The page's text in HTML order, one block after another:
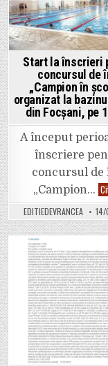
de
%
ND).
AUR
în
a
un
scor
mai
al
PNL,
USR,
PMP,
FD
și
PSD.
in
Start la înscrieri
concursul de
„Campion în
organizat la
din Focșani, pe
A început
înscriere
concursul de
„Campion…
EDITIEDEVRANCEA
Posted
in